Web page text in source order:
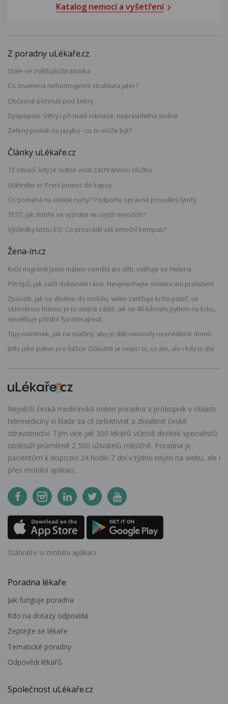
Katalog nemocí a vyšetření
Z poradny uLékaře.cz
Stále se zvětšující bradavka
Co znamená nehomogenní struktura jater?
Občasné píchnutí pod žebry
Dyspepsie: Větry i při malé námaze, nepravidelná stolice
Zelený povlak na jazyku - co to může být?
Články uLékaře.cz
13 situací, kdy je nutné volat záchrannou službu
Stáhněte si: První pomoc do kapsy
Co pomáhá na oteklé nohy? Podpořte správné proudění lymfy
TEST: Jak dobře se vyznáte ve svých emocích?
Výsledky testu EQ: Co prozradil váš emoční kompas?
Žena-in.cz
Kvůli migréně jsem málem neměla ani děti, svěřuje se Helena
Pět tipů, jak začít dokonalé ráno. Nevynechejte snídani ani protažení
Způsob, jak se díváme do mobilu, velmi zatěžuje krční páteř, se
skloněnou hlavou je to stejná zátěž, jak se 40 kilovým pytlem na krku,
vysvětluje přední fyzioterapeut
Tipy maminek, jak na svačiny, aby je děti nenosily nesnědené domů
Jídlo jako palivo pro běžce: Důležité je nejen to, co jíte, ale i kdy to jíte
Největší česká medicínská online poradna a průkopník v oblasti
telemedicíny si klade za cíl zefektivnit a zkvalitnit české
zdravotnictví. Tým více jak 300 lékařů včetně desítek specialistů
obslouží průměrně 2 500 uživatelů měsíčně. Poradna je
pacientům k dispozici 24 hodin 7 dní v týdnu nejen na webu, ale i
přes mobilní aplikaci.
Stáhněte si mobilní aplikaci
Poradna lékaře
Jak funguje poradna
Kdo na dotazy odpovídá
Zeptejte se lékaře
Tematické poradny
Odpovědi lékařů
Společnost uLékaře.cz